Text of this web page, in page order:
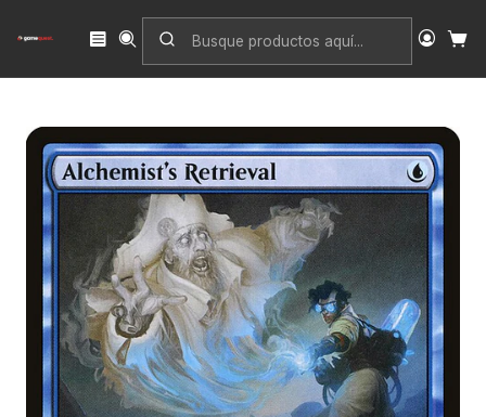
Inicio Singles
Innistrad: Crimson Vow
Alchemist's Retrieval | Inglés | NM | VOW